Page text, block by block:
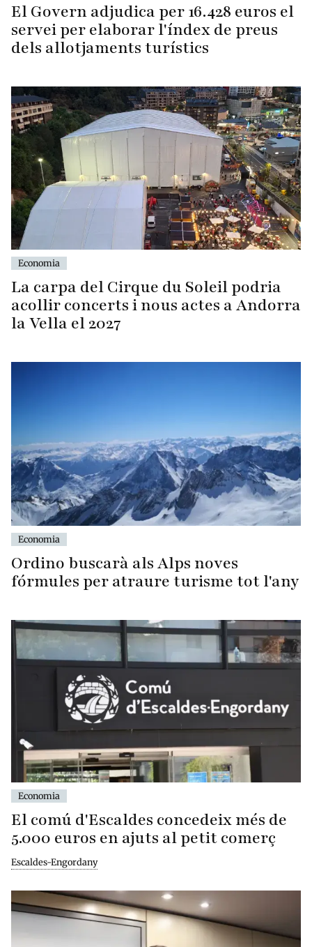
El Govern adjudica per 16.428 euros el
servei per elaborar l'índex de preus
dels allotjaments turístics
Economia
La carpa del Cirque du Soleil podria
acollir concerts i nous actes a Andorra
la Vella el 2027
Economia
Ordino buscarà als Alps noves
fórmules per atraure turisme tot l'any
Economia
El comú d'Escaldes concedeix més de
5.000 euros en ajuts al petit comerç
Escaldes-Engordany